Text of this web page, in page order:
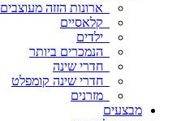
ארונות הזזה מעוצבים
קלאסיים
ילדים
הנמכרים ביותר
חדרי שינה
חדרי שינה קומפלט
מזרנים
מבצעים